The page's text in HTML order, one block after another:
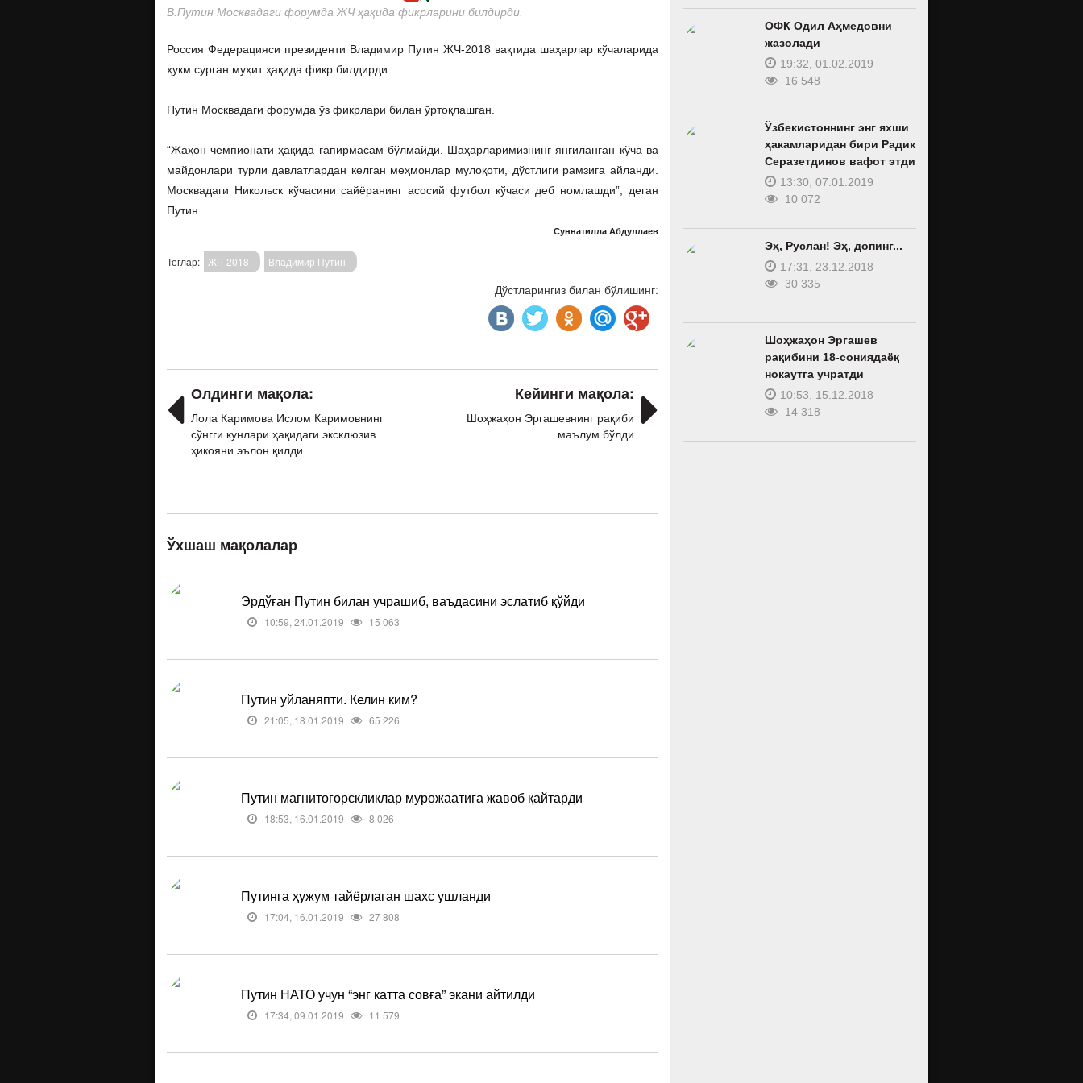
В.Путин Москвадаги форумда ЖЧ ҳақида фикрларини билдирди.
Россия Федерацияси президенти Владимир Путин ЖЧ-2018 вақтида шаҳарлар кўчаларида
ҳукм сурган муҳит ҳақида фикр билдирди.
Путин Москвадаги форумда ўз фикрлари билан ўртоқлашган.
“Жаҳон чемпионати ҳақида гапирмасам бўлмайди. Шаҳарларимизнинг янгиланган кўча ва
майдонлари турли давлатлардан келган меҳмонлар мулоқоти, дўстлиги рамзига айланди.
Москвадаги Никольск кўчасини сайёранинг асосий футбол кўчаси деб номлашди”, деган
Путин.
Суннатилла Абдуллаев
Теглар: ЖЧ-2018 Владимир Путин
Дўстларингиз билан бўлишинг:
Кейинги мақола:
Шоҳжаҳон Эргашевнинг рақиби
маълум бўлди
Олдинги мақола:
Лола Каримова Ислом Каримовнинг
сўнгги кунлари ҳақидаги эксклюзив
ҳикояни эълон қилди
Ўхшаш мақолалар
Эрдўған Путин билан учрашиб, ваъдасини эслатиб қўйди
10:59, 24.01.2019 15 063
Путин уйланяпти. Келин ким?
21:05, 18.01.2019 65 226
Путин магнитогорскликлар мурожаатига жавоб қайтарди
18:53, 16.01.2019 8 026
Путинга ҳужум тайёрлаган шахс ушланди
17:04, 16.01.2019 27 808
Путин НАТО учун “энг катта совға” экани айтилди
17:34, 09.01.2019 11 579
ОФК Одил Аҳмедовни
жазолади
19:32, 01.02.2019
16 548
Ўзбекистоннинг энг яхши
ҳакамларидан бири Радик
Серазетдинов вафот этди
13:30, 07.01.2019
10 072
Эҳ, Руслан! Эҳ, допинг...
17:31, 23.12.2018
30 335
Шоҳжаҳон Эргашев
рақибини 18-сониядаёқ
нокаутга учратди
10:53, 15.12.2018
14 318